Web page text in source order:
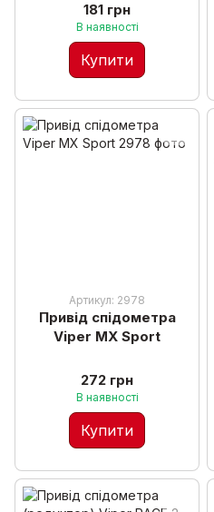
181 грн
В наявності
Купити
Артикул: 2978
Привід спідометра
Viper MX Sport
272 грн
В наявності
Купити